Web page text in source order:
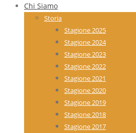
Chi Siamo
Storia
Stagione 2025
Stagione 2024
Stagione 2023
Stagione 2022
Stagione 2021
Stagione 2020
Stagione 2019
Stagione 2018
Stagione 2017